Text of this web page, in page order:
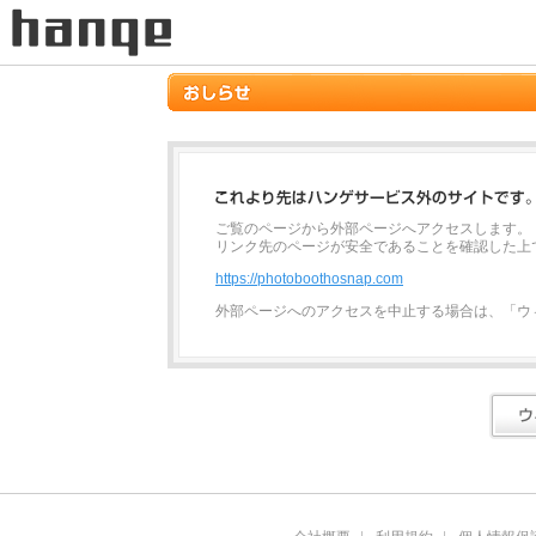
ご覧のページから外部ページへアクセスします。
リンク先のページが安全であることを確認した
https://photoboothosnap.com
外部ページへのアクセスを中止する場合は、「